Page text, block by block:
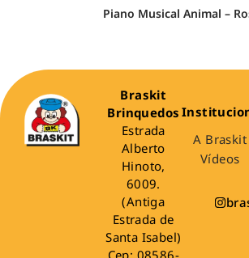
Piano Musical Animal –
Braskit
Brinquedos
Estrada
Alberto
Hinoto,
6009.
(Antiga
Estrada de
Santa Isabel)
Cep: 08586-
A Braskit
Vídeos